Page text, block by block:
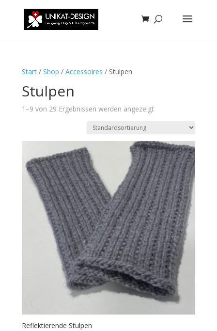
Start/ Shop / Accessoires / Stulpen
Stulpen
1–9 von 29 Ergebnissen werden angezeigt
Reflektierende Stulpen